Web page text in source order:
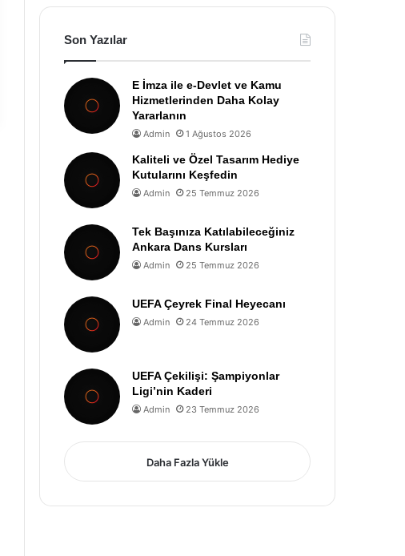
Son Yazılar
E İmza ile e-Devlet ve Kamu
Hizmetlerinden Daha Kolay
Yararlanın
Admin 1 Ağustos 2026
Kaliteli ve Özel Tasarım Hediye
Kutularını Keşfedin
Admin 25 Temmuz 2026
Tek Başınıza Katılabileceğiniz
Ankara Dans Kursları
Admin 25 Temmuz 2026
UEFA Çeyrek Final Heyecanı
Admin 24 Temmuz 2026
UEFA Çekilişi: Şampiyonlar
Ligi’nin Kaderi
Admin 23 Temmuz 2026
Daha Fazla Yükle